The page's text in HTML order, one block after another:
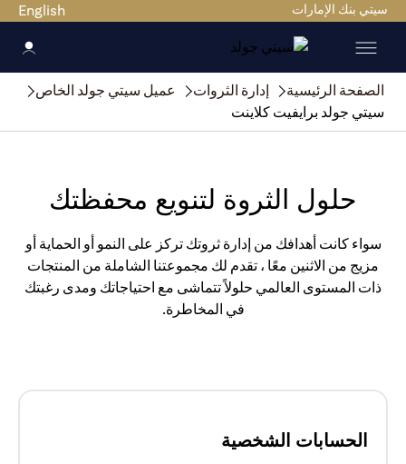
سيتي بنك الإمارات English
الصفحة الرئيسية إدارة الثروات
عميل سيتي جولد الخاص
سيتي جولد برايفيت كلاينت
حلول الثروة لتنويع محفظتك
سواء كانت أهدافك من إدارة ثروتك تركز على النمو أو الحماية أو
مزيج من الاثنين معًا ، تقدم لك مجموعتنا الشاملة من المنتجات
ذات المستوى العالمي حلولاً تتماشى مع احتياجاتك ومدى رغبتك
في المخاطرة.
الحسابات الشخصية